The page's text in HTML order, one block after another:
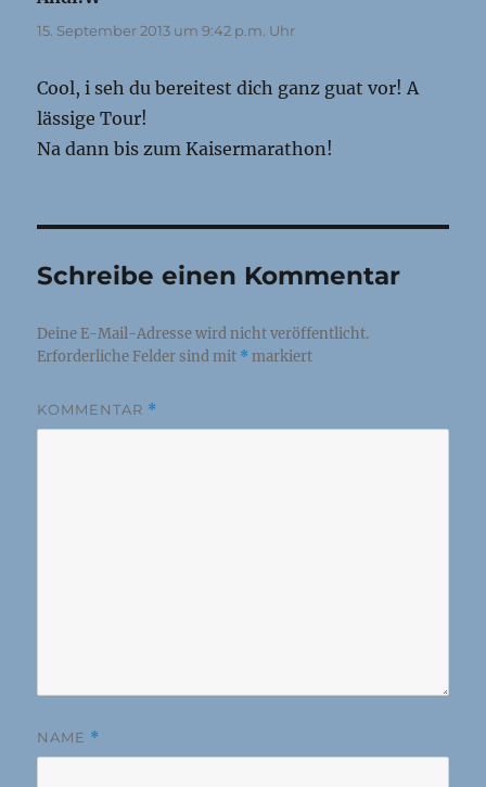
15. September 2013 um 9:42 p.m. Uhr
Cool, i seh du bereitest dich ganz guat vor! A
lässige Tour!
Na dann bis zum Kaisermarathon!
Schreibe einen Kommentar
Deine E-Mail-Adresse wird nicht veröffentlicht.
Erforderliche Felder sind mit * markiert
KOMMENTAR *
NAME *